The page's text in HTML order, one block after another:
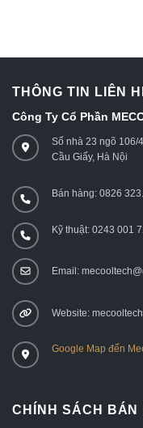
THÔNG TIN LIÊN
Công Ty Cổ Phần
Số nhà 23 ngõ 106/
Cầu Giấy, Hà Nội
Bán hàng: 0826
Kỹ thuật: 0243 001
Email:
Website:
Google Map đến
CHÍNH SÁCH BÁN